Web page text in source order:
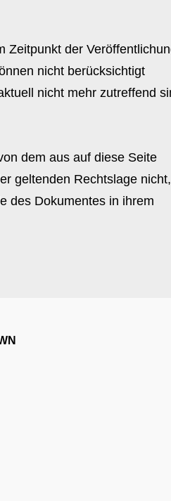
Zeitpunkt der
nicht berücksichtigt
nicht mehr zutreffend
dem aus auf diese Seite
geltenden Rechtslage nicht,
des Dokumentes in ihrem